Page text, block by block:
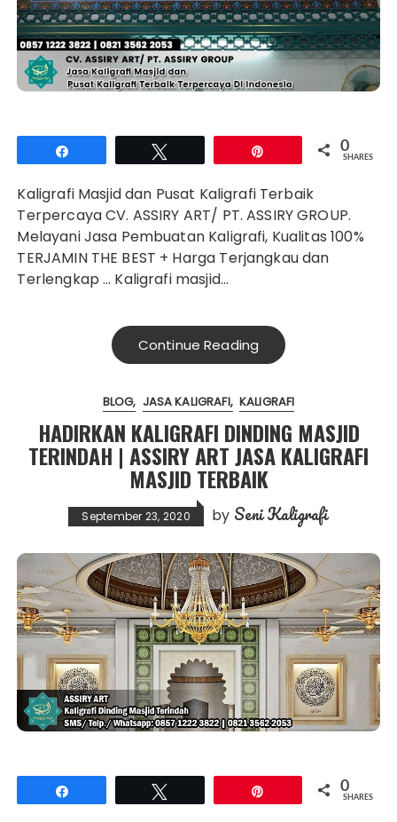
0
SHARES
Kaligrafi Masjid dan Pusat Kaligrafi Terbaik
Terpercaya CV. ASSIRY ART/ PT. ASSIRY GROUP.
Melayani Jasa Pembuatan Kaligrafi, Kualitas 100%
TERJAMIN THE BEST + Harga Terjangkau dan
Terlengkap … Kaligrafi masjid…
Continue Reading
BLOG JASA KALIGRAFI KALIGRAFI
HADIRKAN KALIGRAFI DINDING MASJID
TERINDAH | ASSIRY ART JASA KALIGRAFI
MASJID TERBAIK
September 23, 2020 by Seni Kaligrafi
0
SHARES